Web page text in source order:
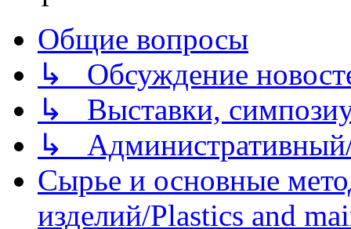
Общие вопросы
↳ Обсуждение
↳ Выставки,
↳
Сырье и основные
изделий/Plastics and